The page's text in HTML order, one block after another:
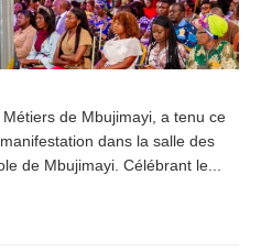
de Mbujimayi, a tenu ce
dans la salle des
de Mbujimayi. Célébrant le...